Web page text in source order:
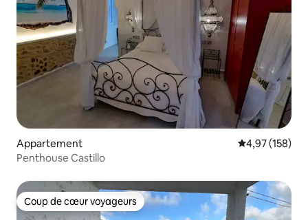
Appartement Évaluation
4,97 (158)
Penthouse Castillo
Coup de cœur voyageurs
Coup de cœur voyageurs